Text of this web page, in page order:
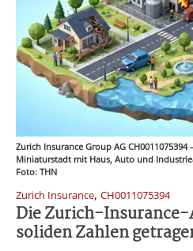
Zurich Insurance Group AG
Miniaturstadt mit Haus, Auto und
Foto: THN
Zurich Insurance, CH0011075394
Die Zurich-
soliden Zahlen